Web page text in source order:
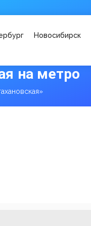
Новосибирск
на метро